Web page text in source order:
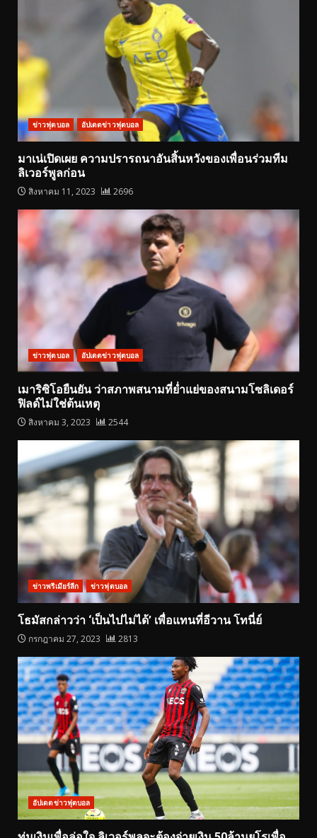
ข่าวฟุตบอล อัปเดตข่าวฟุตบอล
มาเน่เปิดเผย ความปรารถนาอันสิ้นหวังของเพื่อนร่วมทีม
ลิเวอร์พูลก่อน
สิงหาคม 11, 2023 2696
ข่าวฟุตบอล อัปเดตข่าวฟุตบอล
เมาริซิโอยืนยัน ว่าสภาพสนามที่ย่ำแย่ของสนามโซลิเดอร์
ฟิลด์ไม่ใช่ต้นเหตุ
สิงหาคม 3, 2023 2544
ข่าวพรีเมียร์ลีก ข่าวฟุตบอล
โธมัสกล่าวว่า ‘เป็นไปไม่ได้’ เพื่อแทนที่อีวาน โทนี่ย์
กรกฎาคม 27, 2023 2813
อัปเดตข่าวฟุตบอล